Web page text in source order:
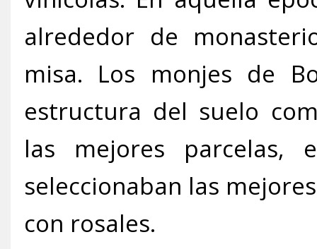
alrededor de
misa. Los monjes de
estructura del suelo
las mejores parcelas,
seleccionaban las
con rosales.